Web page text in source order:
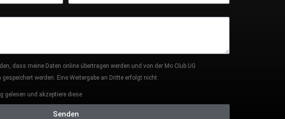
dass meine Daten online übertragen werden und von der Mo Club UG
werden. Eine Weitergabe an Dritte erfolgt nicht.
gelesen und akzeptiere diese
Senden